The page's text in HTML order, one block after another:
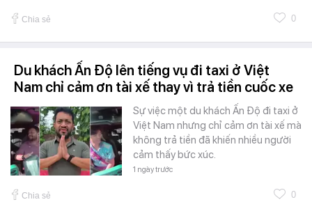
Chia sẻ 0
Du khách Ấn Độ lên tiếng vụ đi taxi ở Việt
Nam chỉ cảm ơn tài xế thay vì trả tiền cuốc xe
Sự việc một du khách Ấn Độ đi taxi ở
Việt Nam nhưng chỉ cảm ơn tài xế mà
không trả tiền đã khiến nhiều người
cảm thấy bức xúc.
1 ngày trước
Chia sẻ 0